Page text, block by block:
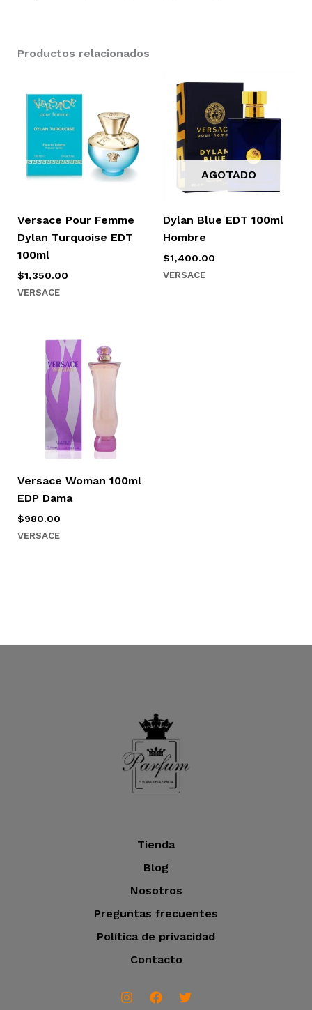
Productos relacionados
Versace Pour Femme
Dylan Turquoise EDT
100ml
$1,350.00
VERSACE
AGOTADO
Dylan Blue EDT 100ml
Hombre
$1,400.00
VERSACE
Versace Woman 100ml
EDP Dama
$980.00
VERSACE
Tienda
Blog
Nosotros
Preguntas frecuentes
Política de privacidad
Contacto